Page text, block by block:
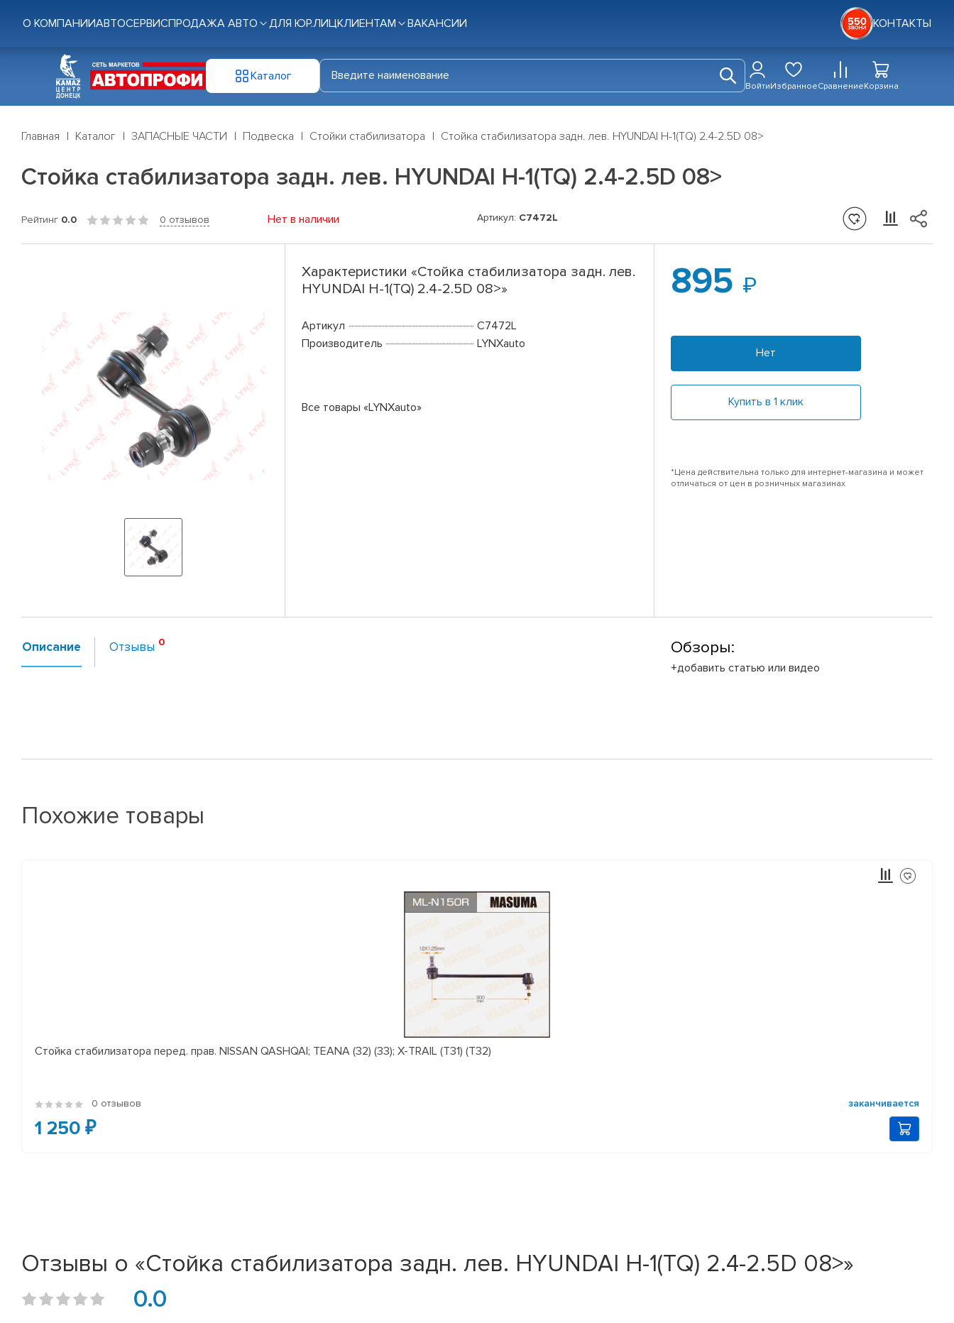
О КОМПАНИИАВТОСЕРВИСПРОДАЖА АВТО ДЛЯ ЮР.ЛИЦКЛИЕНТАМ ВАКАНСИИ КОНТАКТЫ
Каталог
ВойтиИзбранноеСравнениеКорзина
Главная Каталог ЗАПАСНЫЕ ЧАСТИ Подвеска Стойки стабилизатора Стойка стабилизатора задн. лев. HYUNDAI H-1(TQ) 2.4-2.5D 08>
Стойка стабилизатора задн. лев. HYUNDAI H-1(TQ) 2.4-2.5D 08>
Рейтинг 0.0 0 отзывов Нет в наличии Артикул: C7472L
Характеристики «Стойка стабилизатора задн. лев.
HYUNDAI H-1(TQ) 2.4-2.5D 08>»
Артикул
C7472L
Производитель
LYNXauto
Все товары «LYNXauto»
895
Нет
Купить в 1 клик
*Цена действительна только для интернет-магазина и может
отличаться от цен в розничных магазинах
Описание Отзывы Обзоры:
+добавить статью или видео
Похожие товары
Стойка стабилизатора перед. прав. NISSAN QASHQAI; TEANA (32) (33); X-TRAIL (T31) (T32)
0 отзывов заканчивается
1 250 ₽
Отзывы о «Стойка стабилизатора задн. лев. HYUNDAI H-1(TQ) 2.4-2.5D 08>»
0.0